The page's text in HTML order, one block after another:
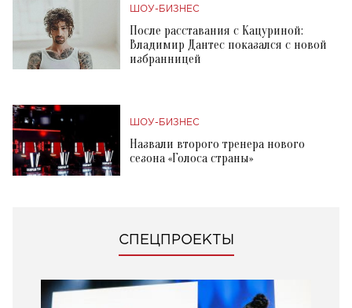
ШОУ-БИЗНЕС
После расставания с Кацуриной:
Владимир Дантес показался с новой
избранницей
ШОУ-БИЗНЕС
Назвали второго тренера нового
сезона «Голоса страны»
СПЕЦПРОЕКТЫ